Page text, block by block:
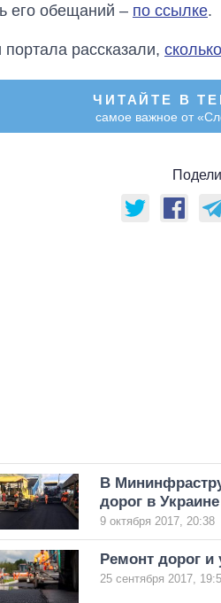
его обещаний – по ссылке.
рассказали,
ЧИТАЙТЕ В
самое важное от
В
дорог в Украине
9 октября 2017, 20:38
Ремонт дорог и
25 сентября 2017,